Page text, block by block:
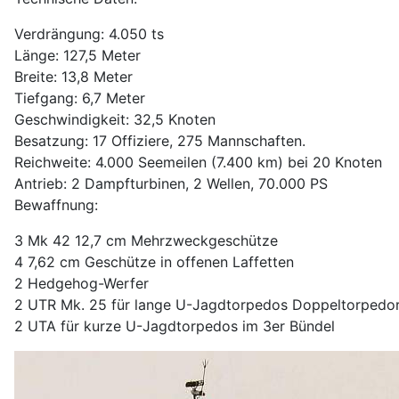
Verdrängung: 4.050 ts
Länge: 127,5 Meter
Breite: 13,8 Meter
Tiefgang: 6,7 Meter
Geschwindigkeit: 32,5 Knoten
Besatzung: 17 Offiziere, 275 Mannschaften.
Reichweite: 4.000 Seemeilen (7.400 km) bei 20 Knoten
Antrieb: 2 Dampfturbinen, 2 Wellen, 70.000 PS
Bewaffnung:
3 Mk 42 12,7 cm Mehrzweckgeschütze
4 7,62 cm Geschütze in offenen Laffetten
2 Hedgehog-Werfer
2 UTR Mk. 25 für lange U-Jagdtorpedos
2 UTA für kurze U-Jagdtorpedos im 3er Bündel